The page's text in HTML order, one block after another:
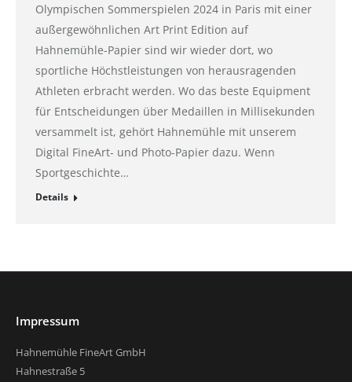
Olympischen Sommerspielen 2024 in Paris mit einer
außergewöhnlichen Art Print Edition auf
Hahnemühle-Papier sind wir wieder dort, wo
sportliche Höchstleistungen von herausragenden
Athleten erbracht werden. Wo das beste Equipment
für Entscheidungen über Medaillen in Millisekunden
versammelt ist, gehört Hahnemühle mit unserem
Digital FineArt- und Photo-Papier dazu. Wenn
Sportgeschichte…
Details
Impressum
Hahnemühle FineArt GmbH
Hahnestraße 5